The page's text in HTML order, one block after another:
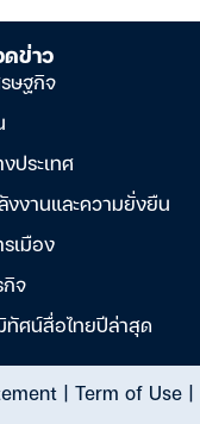
ดข่าว
รษฐกิจ
งประเทศ
งงานและความยั่งยืน
รเมือง
กิจ
ทัศน์สื่อไทยปีล่าสุด
| Term of Use|